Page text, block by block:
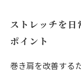
ストレッチを日
ポイント
巻き肩を改善する